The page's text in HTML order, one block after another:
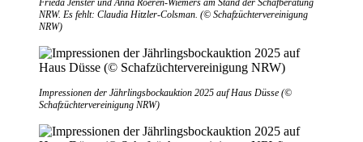
Frieda Jenster und Anna Roeren-Wiemers am Stand der Schafberatung
NRW. Es fehlt: Claudia Hitzler-Colsman. (© Schafzüchtervereinigung
NRW)
Impressionen der Jährlingsbockauktion 2025 auf Haus Düsse (©
Schafzüchtervereinigung NRW)